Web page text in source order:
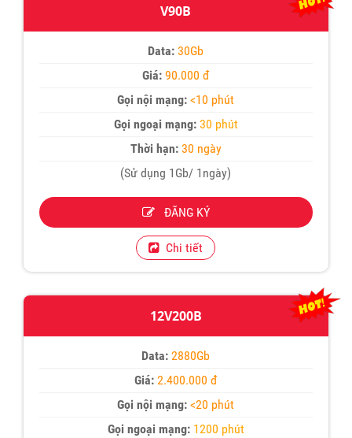
V90B
Data: 30Gb
Giá:90.000 đ
Gọi nội mạng: <10 phút
Gọi ngoại mạng: 30 phút
Thời hạn:30 ngày
(Sử dụng 1Gb/ 1ngày)
ĐĂNG KÝ
Chi tiết
12V200B
Data: 2880Gb
Giá:2.400.000 đ
Gọi nội mạng: <20 phút
Gọi ngoại mạng: 1200 phút